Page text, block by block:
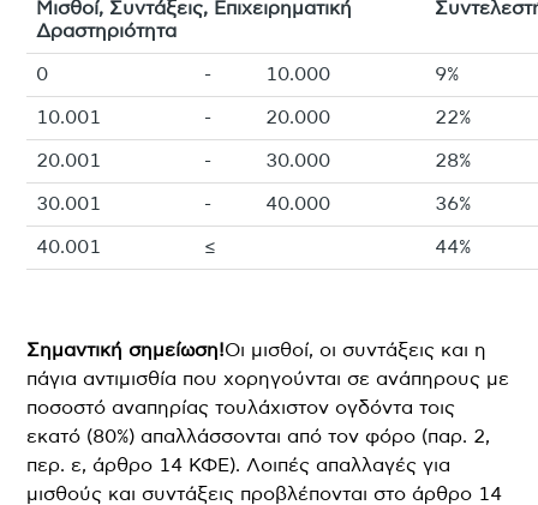
Μισθοί, Συντάξεις, Επιχειρηματική
Δραστηριότητα
0 - 10.000 9%
10.001 - 20.000 22%
20.001 - 30.000 28%
30.001 - 40.000 36%
40.001 ≤ 44%
Σημαντική σημείωση!Οι μισθοί, οι συντάξεις και η
πάγια αντιμισθία που χορηγούνται σε ανάπηρους με
ποσοστό αναπηρίας τουλάχιστον ογδόντα τοις
εκατό (80%) απαλλάσσονται από τον φόρο (παρ. 2,
περ. ε, άρθρο 14 ΚΦΕ). Λοιπές απαλλαγές για
μισθούς και συντάξεις προβλέπονται στο άρθρο 14